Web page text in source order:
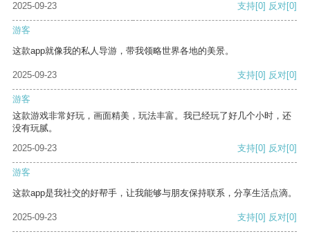
2025-09-23 支持[0] 反对[0]
游客
这款app就像我的私人导游，带我领略世界各地的美景。
2025-09-23 支持[0] 反对[0]
游客
这款游戏非常好玩，画面精美，玩法丰富。我已经玩了好几个小时，还
没有玩腻。
2025-09-23
支持[0] 反对[0]
游客
这款app是我社交的好帮手，让我能够与朋友保持联系，分享生活点滴。
2025-09-23 支持[0] 反对[0]